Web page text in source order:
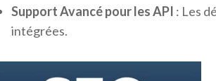
Support Avancé pour les API : Les
intégrées.